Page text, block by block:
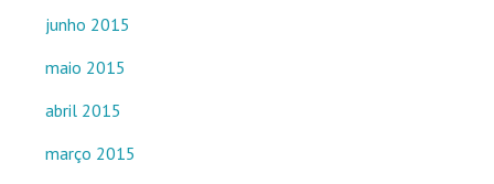
junho 2015
maio 2015
abril 2015
março 2015